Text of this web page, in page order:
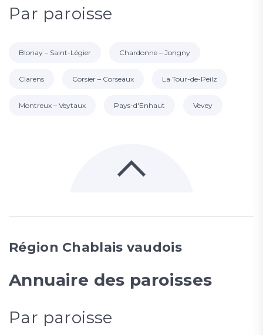
Par paroisse
Blonay – Saint-Légier Chardonne – Jongny
Clarens Corsier – Corseaux La Tour-de-Peilz
Montreux – Veytaux Pays-d'Enhaut Vevey
Région Chablais vaudois
Annuaire des paroisses
Par paroisse